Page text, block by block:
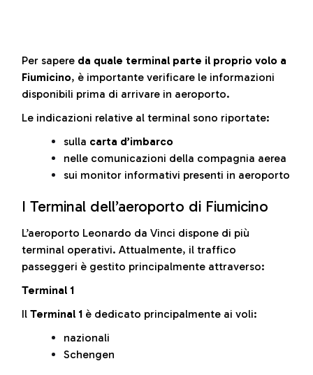
Per sapere da quale terminal parte il proprio volo a
Fiumicino, è importante verificare le informazioni
disponibili prima di arrivare in aeroporto.
Le indicazioni relative al terminal sono riportate:
sulla carta d’imbarco
nelle comunicazioni della compagnia aerea
sui monitor informativi presenti in aeroporto
I Terminal dell’aeroporto di Fiumicino
L’aeroporto Leonardo da Vinci dispone di più
terminal operativi. Attualmente, il traffico
passeggeri è gestito principalmente attraverso:
Terminal 1
Il Terminal 1 è dedicato principalmente ai voli:
nazionali
Schengen